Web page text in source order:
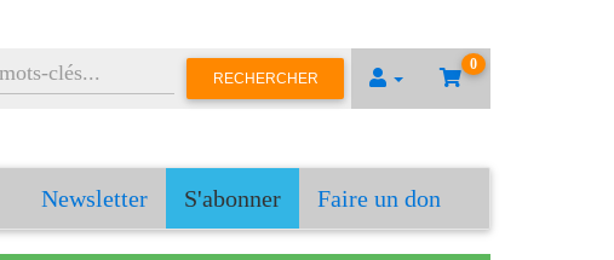
0
RECHERCHER
Newsletter S'abonner Faire un don